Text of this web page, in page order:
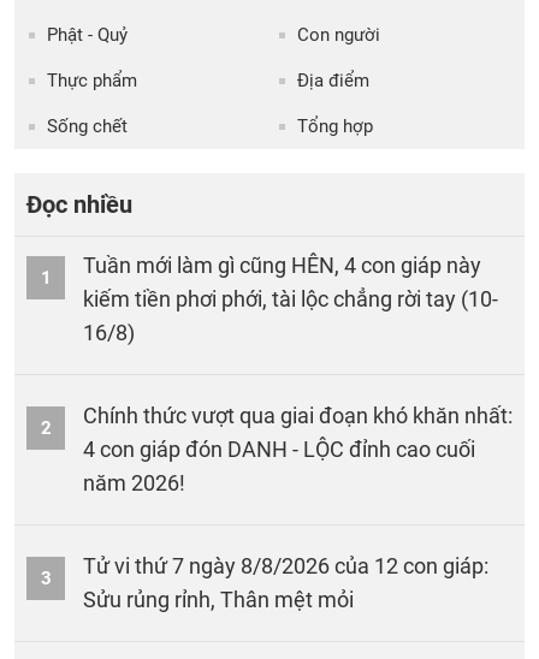
Phật - Quỷ Con người
Thực phẩm Địa điểm
Sống chết Tổng hợp
Đọc nhiều
1
Tuần mới làm gì cũng HÊN, 4 con giáp này
kiếm tiền phơi phới, tài lộc chẳng rời tay (10-
16/8)
2
Chính thức vượt qua giai đoạn khó khăn nhất:
4 con giáp đón DANH - LỘC đỉnh cao cuối
năm 2026!
3
Tử vi thứ 7 ngày 8/8/2026 của 12 con giáp:
Sửu rủng rỉnh, Thân mệt mỏi